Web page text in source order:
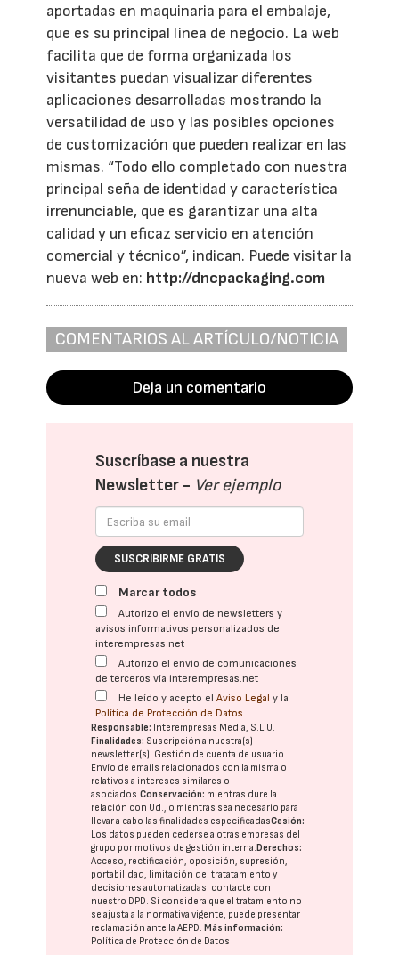
aportadas en maquinaria para el embalaje,
que es su principal linea de negocio. La web
facilita que de forma organizada los
visitantes puedan visualizar diferentes
aplicaciones desarrolladas mostrando la
versatilidad de uso y las posibles opciones
de customización que pueden realizar en las
mismas. “Todo ello completado con nuestra
principal seña de identidad y característica
irrenunciable, que es garantizar una alta
calidad y un eficaz servicio en atención
comercial y técnico”, indican. Puede visitar la
nueva web en: http://dncpackaging.com
COMENTARIOS AL ARTÍCULO/NOTICIA
Deja un comentario
Suscríbase a nuestra
Newsletter - Ver ejemplo
SUSCRIBIRME GRATIS
Marcar todos
Autorizo el envío de newsletters y
avisos informativos personalizados de
interempresas.net
Autorizo el envío de comunicaciones
de terceros vía interempresas.net
He leído y acepto elAviso Legal y la
Política de Protección de Datos
Responsable: Interempresas Media, S.L.U.
Finalidades: Suscripción a nuestra(s)
newsletter(s). Gestión de cuenta de usuario.
Envío de emails relacionados con la misma o
relativos a intereses similares o
asociados.Conservación: mientras dure la
relación con Ud., o mientras sea necesario para
llevar a cabo las finalidades especificadasCesión:
Los datos pueden cederse a otras empresas del
grupo por motivos de gestión interna. Derechos:
Acceso, rectificación, oposición, supresión,
portabilidad, limitación del tratatamiento y
decisiones automatizadas: contacte con
nuestro DPD. Si considera que el tratamiento no
se ajusta a la normativa vigente, puede presentar
reclamación ante laAEPD. Más información:
Política de Protección de Datos